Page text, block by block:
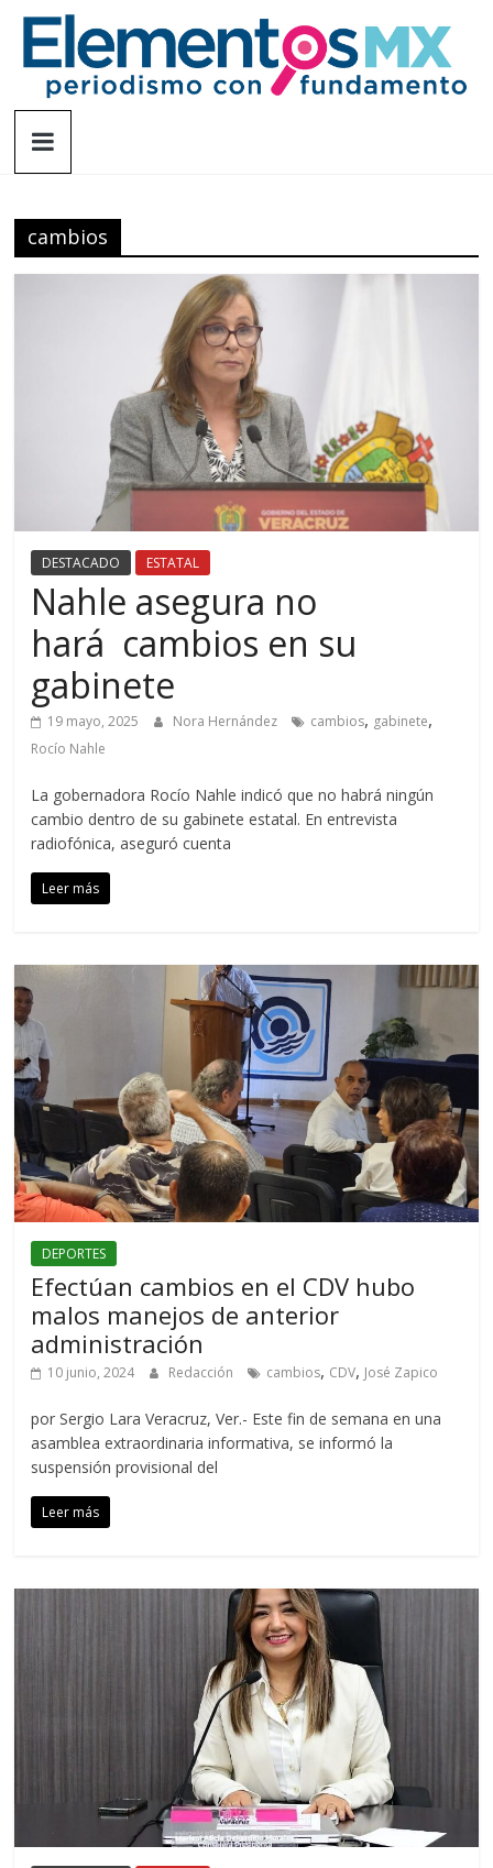
Saltar
contenido
Elementosmx
fundamento
cambios
DESTACADO ESTATAL
Nahle asegura no
hará cambios en su
gabinete
19 mayo, 2025 Nora Hernández cambios, gabinete,
Rocío Nahle
La gobernadora Rocío Nahle indicó que no habrá ningún
cambio dentro de su gabinete estatal. En entrevista
radiofónica, aseguró cuenta
Leer más
DEPORTES
Efectúan cambios en el CDV hubo
malos manejos de anterior
administración
10 junio, 2024 Redacción cambios, CDV, José Zapico
por Sergio Lara Veracruz, Ver.- Este fin de semana en una
asamblea extraordinaria informativa, se informó la
suspensión provisional del
Leer más